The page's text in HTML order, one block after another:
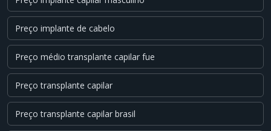
Preço implante de cabelo
Preço médio transplante capilar fue
Preço transplante capilar
Preço transplante capilar brasil